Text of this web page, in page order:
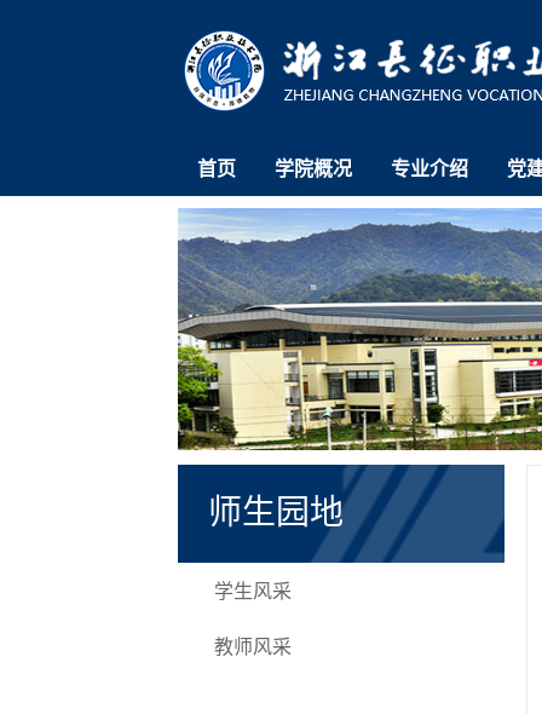
首页 学院概况 专业介绍 党
师生园地
学生风采
教师风采